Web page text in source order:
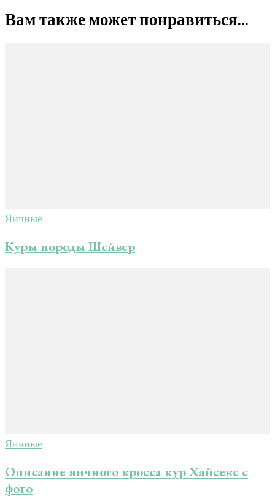
Вам также может понравиться...
Яичные
Куры породы Шейвер
Яичные
Описание яичного кросса кур Хайсекс с
фото